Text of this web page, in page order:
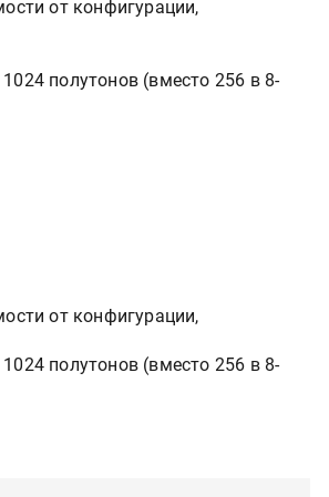
от конфигурации,
полутонов (вместо 256 в 8-
от конфигурации,
полутонов (вместо 256 в 8-